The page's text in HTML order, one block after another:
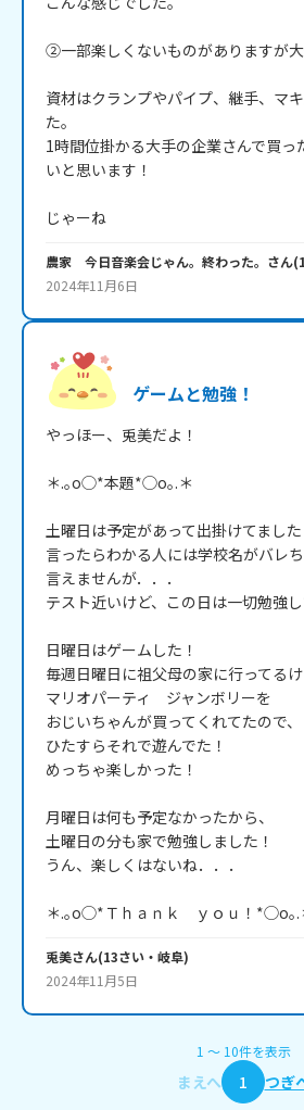
②一部楽しくないものがありますが大
資材はクランプやパイプ、継手、マ
た。
1時間位掛かる大手の企業さんで買っ
いと思います！
じゃーね
農家 今日音楽会じゃん。終わった。 さん(
2024年11月6日
ゲームと勉強！
やっほー、兎美だよ！
＊.｡o◯*本題*◯o｡.＊
土曜日は予定があって出掛けてました
言ったらわかる人には学校名がバレ
言えませんが．．．
テスト近いけど、この日は一切勉強
日曜日はゲームした！
毎週日曜日に祖父母の家に行ってるけ
マリオパーティ　ジャンボリーを
おじいちゃんが買ってくれてたので、
ひたすらそれで遊んでた！
めっちゃ楽しかった！
月曜日は何も予定なかったから、
土曜日の分も家で勉強しました！
うん、楽しくはないね．．．
＊.｡o◯*Ｔｈａｎｋ　ｙｏｕ！*◯o｡.
兎美さん(13さい・ 岐阜)
2024年11月5日
1 〜 10件を表示
まえへ 1 つぎ